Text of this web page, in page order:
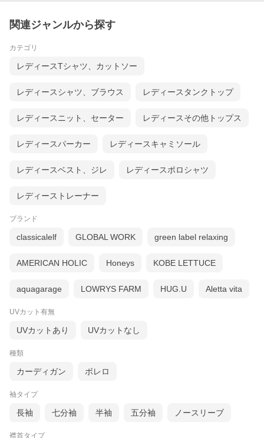
関連ジャンルから探す
カテゴリ
レディースTシャツ、カットソー
レディースシャツ、ブラウス レディースタンクトップ
レディースニット、セーター レディースその他トップス
レディースパーカー レディースキャミソール
レディースベスト、ジレ レディースポロシャツ
レディーストレーナー
ブランド
classicalelf GLOBAL WORK green label relaxing
AMERICAN HOLIC Honeys KOBE LETTUCE
aquagarage LOWRYS FARM HUG.U Aletta vita
UVカット有無
UVカットあり UVカットなし
種類
カーディガン ボレロ
袖タイプ
長袖 七分袖 半袖 五分袖 ノースリーブ
襟首タイプ